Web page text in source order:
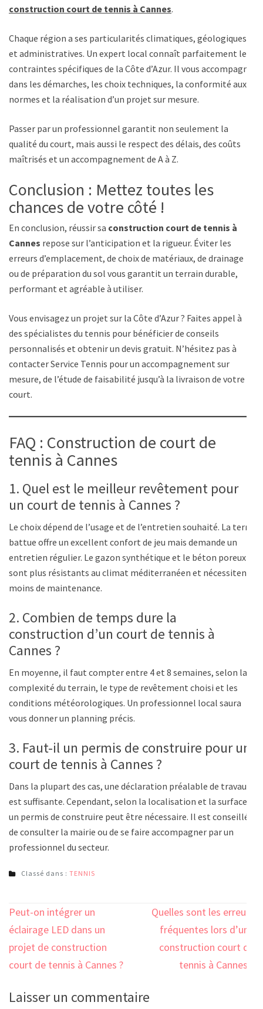
construction court de tennis à Cannes.
Chaque région a ses particularités climatiques, géologiques
et administratives. Un expert local connaît parfaitement les
contraintes spécifiques de la Côte d’Azur. Il vous accompagne
dans les démarches, les choix techniques, la conformité aux
normes et la réalisation d’un projet sur mesure.
Passer par un professionnel garantit non seulement la
qualité du court, mais aussi le respect des délais, des coûts
maîtrisés et un accompagnement de A à Z.
Conclusion : Mettez toutes les
chances de votre côté !
En conclusion, réussir sa construction court de tennis à
Cannes repose sur l’anticipation et la rigueur. Éviter les
erreurs d’emplacement, de choix de matériaux, de drainage
ou de préparation du sol vous garantit un terrain durable,
performant et agréable à utiliser.
Vous envisagez un projet sur la Côte d’Azur ? Faites appel à
des spécialistes du tennis pour bénéficier de conseils
personnalisés et obtenir un devis gratuit. N’hésitez pas à
contacter Service Tennis pour un accompagnement sur
mesure, de l’étude de faisabilité jusqu’à la livraison de votre
court.
FAQ : Construction de court de
tennis à Cannes
1. Quel est le meilleur revêtement pour
un court de tennis à Cannes ?
Le choix dépend de l’usage et de l’entretien souhaité. La terre
battue offre un excellent confort de jeu mais demande un
entretien régulier. Le gazon synthétique et le béton poreux
sont plus résistants au climat méditerranéen et nécessitent
moins de maintenance.
2. Combien de temps dure la
construction d’un court de tennis à
Cannes ?
En moyenne, il faut compter entre 4 et 8 semaines, selon la
complexité du terrain, le type de revêtement choisi et les
conditions météorologiques. Un professionnel local saura
vous donner un planning précis.
3. Faut-il un permis de construire pour un
court de tennis à Cannes ?
Dans la plupart des cas, une déclaration préalable de travaux
est suffisante. Cependant, selon la localisation et la surface,
un permis de construire peut être nécessaire. Il est conseillé
de consulter la mairie ou de se faire accompagner par un
professionnel du secteur.
Classé dans : TENNIS
Navigation
de
l’article
Peut-on intégrer un
éclairage LED dans un
projet de construction
court de tennis à Cannes ?
Quelles sont les erreurs
fréquentes lors d’une
construction court de
tennis à Cannes ?
Laisser un commentaire